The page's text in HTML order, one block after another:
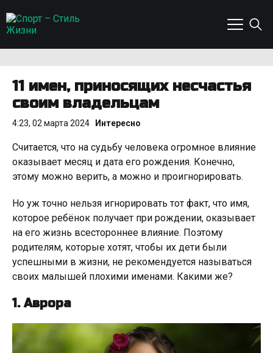
11 имен, приносящих несчастья
своим владельцам
4:23, 02 марта 2024 Интересно
Считается, что на судьбу человека огромное влияние
оказывает месяц и дата его рождения. Конечно,
этому можно верить, а можно и проигнорировать.
Но уж точно нельзя игнорировать тот факт, что имя,
которое ребёнок получает при рождении, оказывает
на его жизнь всестороннее влияние. Поэтому
родителям, которые хотят, чтобы их дети были
успешными в жизни, не рекомендуется называться
своих малышей плохими именами. Какими же?
1. Аврора